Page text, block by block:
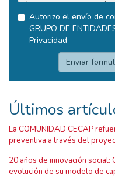
Autorizo el envío de
GRUPO DE
Privacidad
Últimos
La COMUNIDAD CECAP
preventiva a través del
20 años de innovación social:
evolución de su modelo de